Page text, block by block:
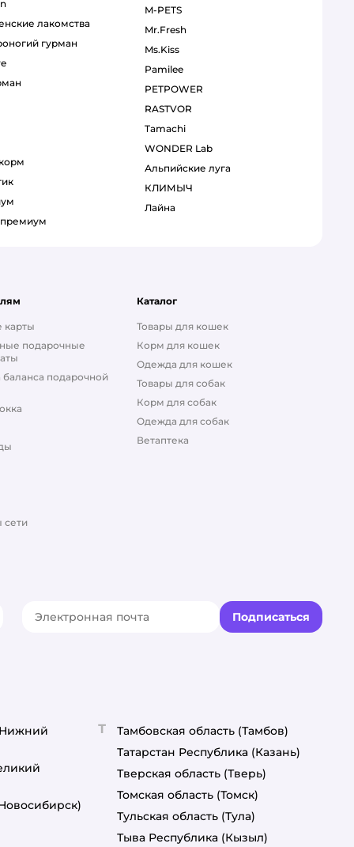
лакомства
гурман
корм
премиум
M-PETS
Mr.Fresh
Ms.Kiss
Pamilee
PETPOWER
RASTVOR
Tamachi
WONDER Lab
Альпийские луга
КЛИМЫЧ
Лайна
карты
подарочные
подарочной
сети
Каталог
Товары для кошек
Корм для кошек
Одежда для кошек
Товары для собак
Корм для собак
Одежда для собак
Ветаптека
Подписаться
Т Тамбовская область (Тамбов)
Татарстан Республика (Казань)
Тверская область (Тверь)
Томская область (Томск)
Тульская область (Тула)
Тыва Республика (Кызыл)